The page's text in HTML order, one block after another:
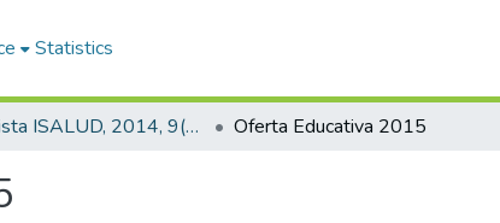
Statistics
Revista ISALUD, 2014, 9(45) Oferta Educativa 2015